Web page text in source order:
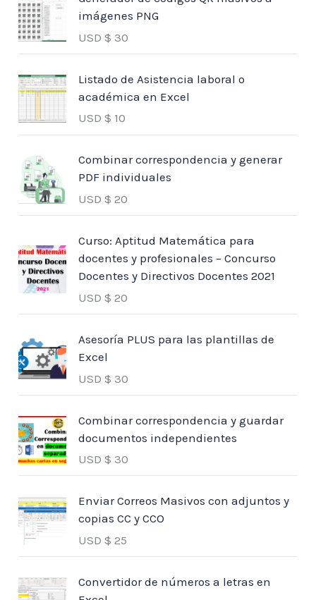
imágenes PNG
USD $ 30
Listado de Asistencia laboral o
académica en Excel
USD $ 10
Combinar correspondencia y generar
PDF individuales
USD $ 20
Curso: Aptitud Matemática para
docentes y profesionales – Concurso
Docentes y Directivos Docentes 2021
USD $ 20
Asesoría PLUS para las plantillas de
Excel
USD $ 30
Combinar correspondencia y guardar
documentos independientes
USD $ 30
Enviar Correos Masivos con adjuntos y
copias CC y CCO
USD $ 25
Convertidor de números a letras en